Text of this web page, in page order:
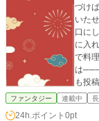
づけば
いた
口に
に入れてしまう。 そ
で料
は─── 重複投稿で、小説家になろうさん カクヨム
も投
ファンタジー 連載中
24h.ポイント 0pt